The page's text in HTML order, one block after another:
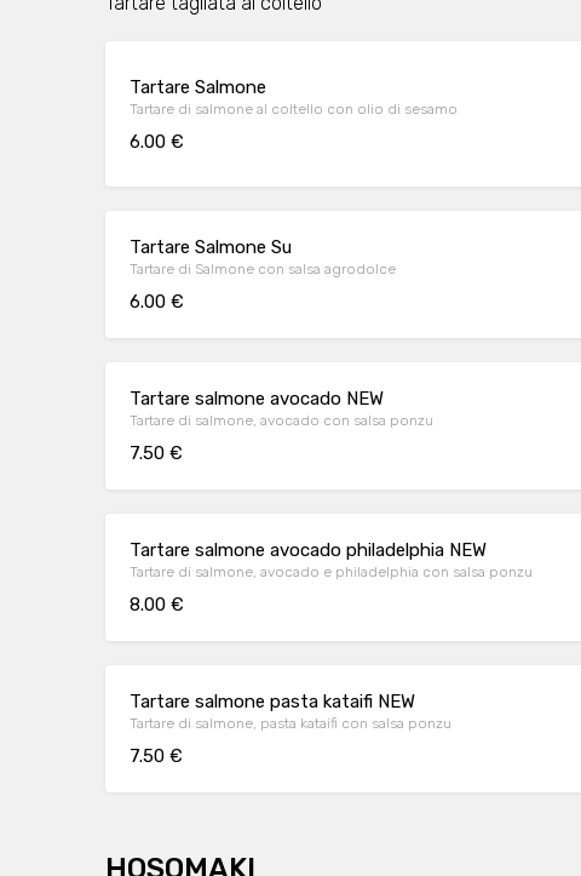
Tartare Salmone
Tartare di salmone al coltello con olio di sesamo
6.00 €
Tartare Salmone Su
Tartare di Salmone con salsa agrodolce
6.00 €
Tartare salmone avocado NEW
Tartare di salmone, avocado con salsa ponzu
7.50 €
Tartare salmone avocado philadelphia NEW
Tartare di salmone, avocado e philadelphia con salsa ponzu
8.00 €
Tartare salmone pasta kataifi NEW
Tartare di salmone, pasta kataifi con salsa ponzu
7.50 €
HOSOMAKI